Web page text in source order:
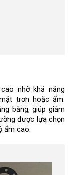
nhờ khả năng
trơn hoặc ẩm.
bằng, giúp giảm
được lựa chọn
ẩm cao.